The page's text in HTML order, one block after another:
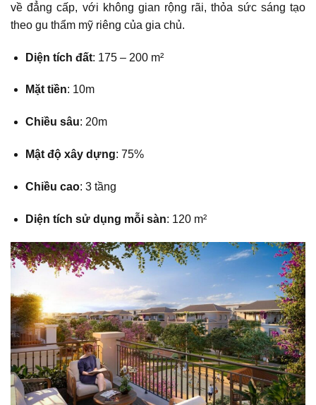
về đẳng cấp, với không gian rộng rãi, thỏa sức sáng tạo
theo gu thẩm mỹ riêng của gia chủ.
Diện tích đất: 175 – 200 m²
Mặt tiền: 10m
Chiều sâu: 20m
Mật độ xây dựng: 75%
Chiều cao: 3 tầng
Diện tích sử dụng mỗi sàn: 120 m²